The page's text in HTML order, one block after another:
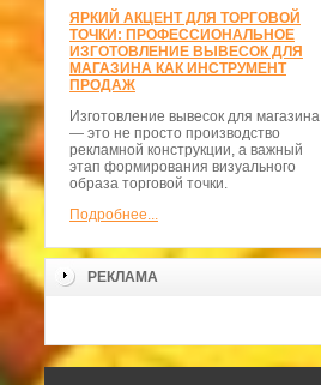
ЯРКИЙ АКЦЕНТ ДЛЯ ТОРГОВОЙ
ТОЧКИ: ПРОФЕССИОНАЛЬНОЕ
ИЗГОТОВЛЕНИЕ ВЫВЕСОК ДЛЯ
МАГАЗИНА КАК ИНСТРУМЕНТ
ПРОДАЖ
Изготовление вывесок для магазина
— это не просто производство
рекламной конструкции, а важный
этап формирования визуального
образа торговой точки.
Подробнее...
РЕКЛАМА